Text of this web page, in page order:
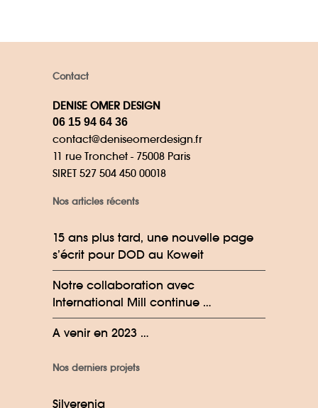
Contact
DENISE OMER DESIGN
06 15 94 64 36
contact@deniseomerdesign.fr
11 rue Tronchet - 75008 Paris
SIRET 527 504 450 00018
Nos articles récents
15 ans plus tard, une nouvelle page
s’écrit pour DOD au Koweit
Notre collaboration avec
International Mill continue …
A venir en 2023 …
Nos derniers projets
Silverenia